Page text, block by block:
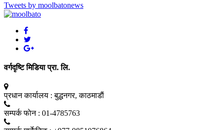
Tweets by moolbatonews
वर्गदृष्टि मिडिया प्रा. लि.
प्रधान कार्यालय : बुद्धनगर, काठमाडाैं
सम्पर्क फाेन : 01-4785763